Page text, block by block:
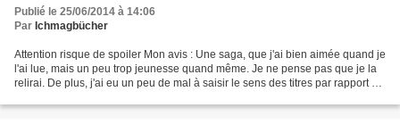
Publié le 25/06/2014 à 14:06
Par Ichmagbücher
Attention risque de spoiler Mon avis : Une saga, que j'ai bien aimée quand je
l'ai lue, mais un peu trop jeunesse quand même. Je ne pense pas que je la
relirai. De plus, j'ai eu un peu de mal à saisir le sens des titres par rapport à